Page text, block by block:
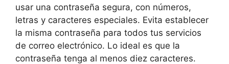
usar una contraseña segura, con números,
letras y caracteres especiales. Evita establecer
la misma contraseña para todos tus servicios
de correo electrónico. Lo ideal es que la
contraseña tenga al menos diez caracteres.